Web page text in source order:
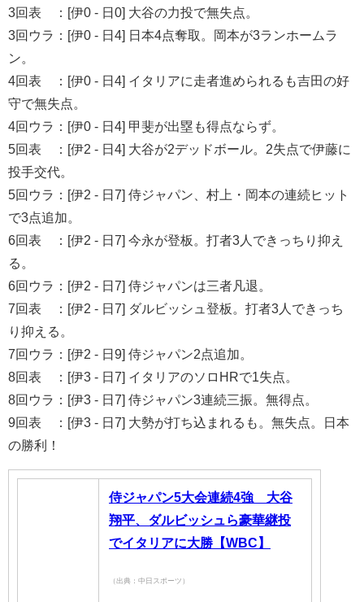
3回表 ：[伊0 - 日0] 大谷の力投で無失点。
3回ウラ：[伊0 - 日4] 日本4点奪取。岡本が3ランホームラ
ン。
4回表 ：[伊0 - 日4] イタリアに走者進められるも吉田の好
守で無失点。
4回ウラ：[伊0 - 日4] 甲斐が出塁も得点ならず。
5回表 ：[伊2 - 日4] 大谷が2デッドボール。2失点で伊藤に
投手交代。
5回ウラ：[伊2 - 日7] 侍ジャパン、村上・岡本の連続ヒット
で3点追加。
6回表 ：[伊2 - 日7] 今永が登板。打者3人できっちり抑え
る。
6回ウラ：[伊2 - 日7] 侍ジャパンは三者凡退。
7回表 ：[伊2 - 日7] ダルビッシュ登板。打者3人できっち
り抑える。
7回ウラ：[伊2 - 日9] 侍ジャパン2点追加。
8回表 ：[伊3 - 日7] イタリアのソロHRで1失点。
8回ウラ：[伊3 - 日7] 侍ジャパン3連続三振。無得点。
9回表 ：[伊3 - 日7] 大勢が打ち込まれるも。無失点。日本
の勝利！
侍ジャパン5大会連続4強 大谷
翔平、ダルビッシュら豪華継投
でイタリアに大勝【WBC】
（出典：中日スポーツ）